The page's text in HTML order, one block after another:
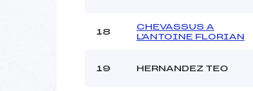
18
CHEVASSUS A
L'ANTOINE FLORIAN
19 HERNANDEZ TEO